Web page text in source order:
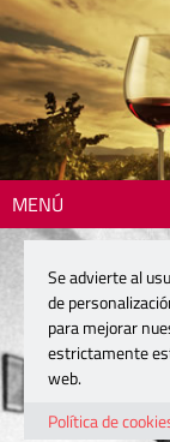
MENÚ
Se advierte al
de
para mejorar
estrictamente
web.
Política de